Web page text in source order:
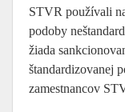
STVR používali
podoby
žiada
štandardizovanej
zamestnancov